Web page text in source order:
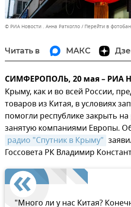
© РИА Новости . Анна Раткогло Перейти в
Читать в МАКС
СИМФЕРОПОЛЬ, 20 мая – РИА
Крыму, как и во всей России,
товаров из Китая, в условиях
помогли республике закрыть
занятую компаниями Европы.
радио "Спутник в Крыму"
Госсовета РК Владимир
"Много ли у нас Китая?